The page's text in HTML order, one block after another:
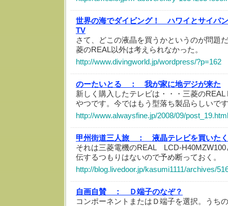
世界の海でダイビング！ ハワイとサイパ
TV
さて、どこの液晶を買うかというのが問題
菱のREAL以外は考えられなかった。
http://www.divingworld.jp/wordpress/?p=162
のーたいとる ：
我が家に地デジが来た
新しく購入したテレビは・・・三菱の
やつです。今ではもう型落ち製品らしいで
http://www.alwaysfine.jp/2008/09/post_19.html
甲州街道三人旅 ：
液晶テレビを買いた
それは三菱電機のREAL LCD-H40MZW100
伝するつもりはないので予め断っておく。
http://blog.livedoor.jp/kasumi1111/archives/
自画自賛 ：
Ｄ端子のなぞ？
コンポーネントまたはＤ端子を選択。うち